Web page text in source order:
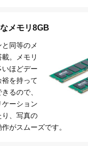
メモリ8GB
同等のメ
。メモリ
ほどデー
裕を持って
るので、
ーション
り、写真の
がスムーズです。